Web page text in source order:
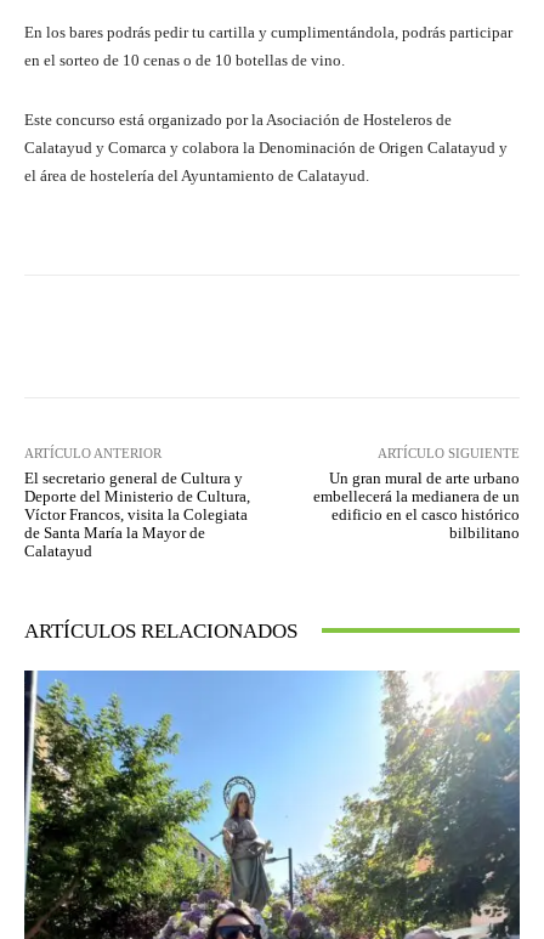
En los bares podrás pedir tu cartilla y cumplimentándola, podrás participar
en el sorteo de 10 cenas o de 10 botellas de vino.
Este concurso está organizado por la Asociación de Hosteleros de
Calatayud y Comarca y colabora la Denominación de Origen Calatayud y
el área de hostelería del Ayuntamiento de Calatayud.
ARTÍCULO ANTERIOR
El secretario general de Cultura y
Deporte del Ministerio de Cultura,
Víctor Francos, visita la Colegiata
de Santa María la Mayor de
Calatayud
ARTÍCULO SIGUIENTE
Un gran mural de arte urbano
embellecerá la medianera de un
edificio en el casco histórico
bilbilitano
ARTÍCULOS RELACIONADOS